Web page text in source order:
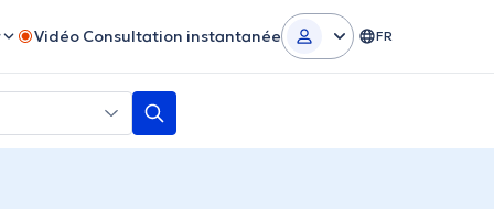
Vidéo Consultation instantanée FR